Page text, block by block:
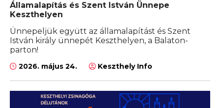
Államalapítás és Szent István Ünnepe
Keszthelyen
Ünnepeljük együtt az államalapítást és Szent
István király ünnepét Keszthelyen, a Balaton-
parton!
2026. május 24. Keszthely Info